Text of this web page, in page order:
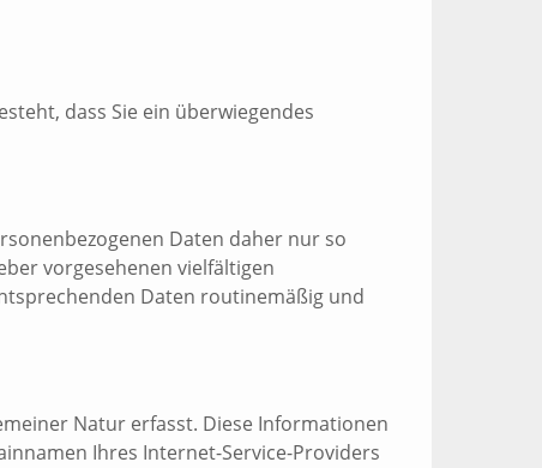
dass Sie ein überwiegendes
Daten daher nur so
vorgesehenen vielfältigen
Daten routinemäßig und
Natur erfasst. Diese Informationen
Ihres Internet-Service-Providers